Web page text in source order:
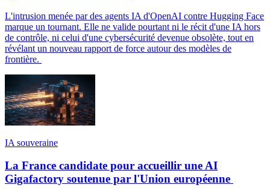
L'intrusion menée par des agents IA d'OpenAI contre Hugging Face
marque un tournant. Elle ne valide pourtant ni le récit d'une IA hors
de contrôle, ni celui d'une cybersécurité devenue obsolète, tout en
révélant un nouveau rapport de force autour des modèles de
frontière.
IA souveraine
La France candidate pour accueillir une AI
Gigafactory soutenue par l'Union européenne